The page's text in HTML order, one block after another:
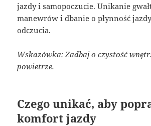
jazdy i samopoczucie. Unikanie
manewrów i dbanie o płynność
odczucia.
Wskazówka: Zadbaj o czystość
powietrze.
Czego unikać, aby
komfort jazdy